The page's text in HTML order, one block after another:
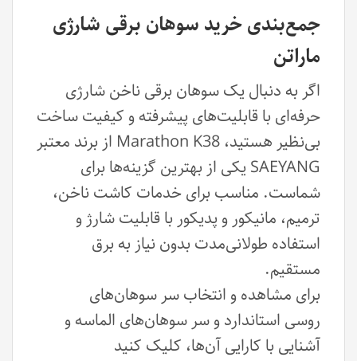
جمع‌بندی خرید سوهان برقی شارژی
ماراتن
اگر به دنبال یک سوهان برقی ناخن شارژی
حرفه‌ای با قابلیت‌های پیشرفته و کیفیت ساخت
بی‌نظیر هستید، Marathon K38 از برند معتبر
SAEYANG یکی از بهترین گزینه‌ها برای
شماست. مناسب برای خدمات کاشت ناخن،
ترمیم، مانیکور و پدیکور با قابلیت شارژ و
استفاده طولانی‌مدت بدون نیاز به برق
مستقیم.
برای مشاهده و انتخاب سر سوهان‌های
روسی استاندارد و سر سوهان‌های الماسه و
آشنایی با کارایی آن‌ها، کلیک کنید